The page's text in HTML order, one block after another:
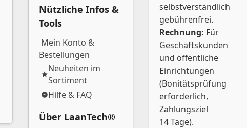
Nützliche Infos &
Tools
Mein Konto &
Bestellungen
Neuheiten im
Sortiment
Hilfe & FAQ
Über LaanTech®
selbstverständlich
gebührenfrei.
Rechnung: Für
Geschäftskunden
und öffentliche
Einrichtungen
(Bonitätsprüfung
erforderlich,
Zahlungsziel
14 Tage).